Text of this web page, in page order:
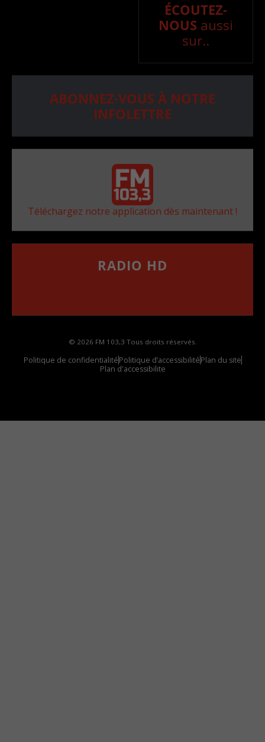
ÉCOUTEZ-
NOUS aussi
sur..
ABONNEZ-VOUS À NOTRE
INFOLETTRE
Téléchargez notre application dès maintenant !
RADIO HD
© 2026 FM 103,3 Tous droits réservés.
Politique de confidentialitéPolitique d’accessibilitéPlan du site
Plan d'accessibilite